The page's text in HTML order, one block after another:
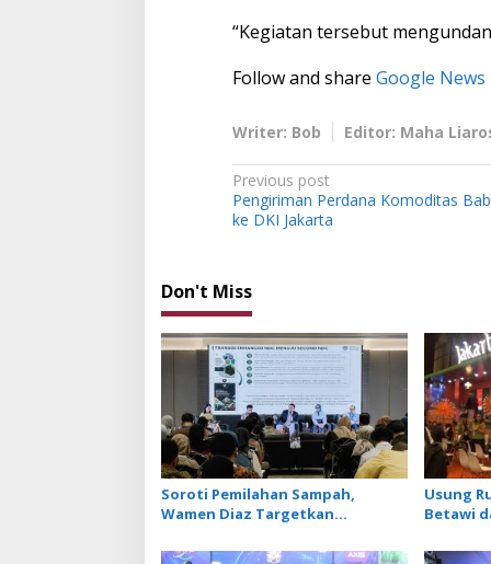
“Kegiatan tersebut
Follow and share Google News
Writer: Bob Editor: Maha
P
o
t
n
a
v
i
g
a
t
i
o
Previous post
Pengiriman Perdana Komoditas
ke DKI Jakarta
Don't Miss
Soroti Pemilahan Sampah,
Wamen Diaz Targetkan
Sektor Limbah
Usung
Betawi
Berbasis